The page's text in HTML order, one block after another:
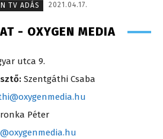
TV ADÁS
2021.04.17.
- OXYGEN MEDIA
utca 9.
Szentgáthi Csaba
Péter